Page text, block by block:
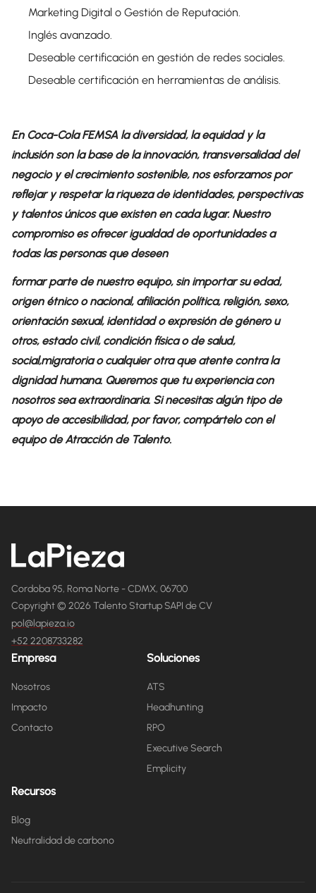
Marketing Digital o Gestión de Reputación.
Inglés avanzado.
Deseable certificación en gestión de redes sociales.
Deseable certificación en herramientas de análisis.
En Coca-Cola FEMSA la diversidad, la equidad y la
inclusión son la base de la innovación, transversalidad del
negocio y el crecimiento sostenible, nos esforzamos por
reflejar y respetar la riqueza de identidades, perspectivas
y talentos únicos que existen en cada lugar. Nuestro
compromiso es ofrecer igualdad de oportunidades a
todas las personas que deseen
formar parte de nuestro equipo, sin importar su edad,
origen étnico o nacional, afiliación política, religión, sexo,
orientación sexual, identidad o expresión de género u
otros, estado civil, condición física o de salud,
social,migratoria o cualquier otra que atente contra la
dignidad humana. Queremos que tu experiencia con
nosotros sea extraordinaria. Si necesitas algún tipo de
apoyo de accesibilidad, por favor, compártelo con el
equipo de Atracción de Talento.
Cordoba 95, Roma Norte - CDMX, 06700
Copyright © 2026 Talento Startup SAPI de CV
pol@lapieza.io
+52 2208733282
Empresa
Nosotros
Impacto
Contacto
Soluciones
ATS
Headhunting
RPO
Executive Search
Emplicity
Recursos
Blog
Neutralidad de carbono